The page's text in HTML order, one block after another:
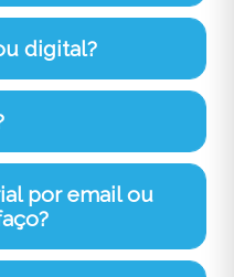
digital?
por email ou